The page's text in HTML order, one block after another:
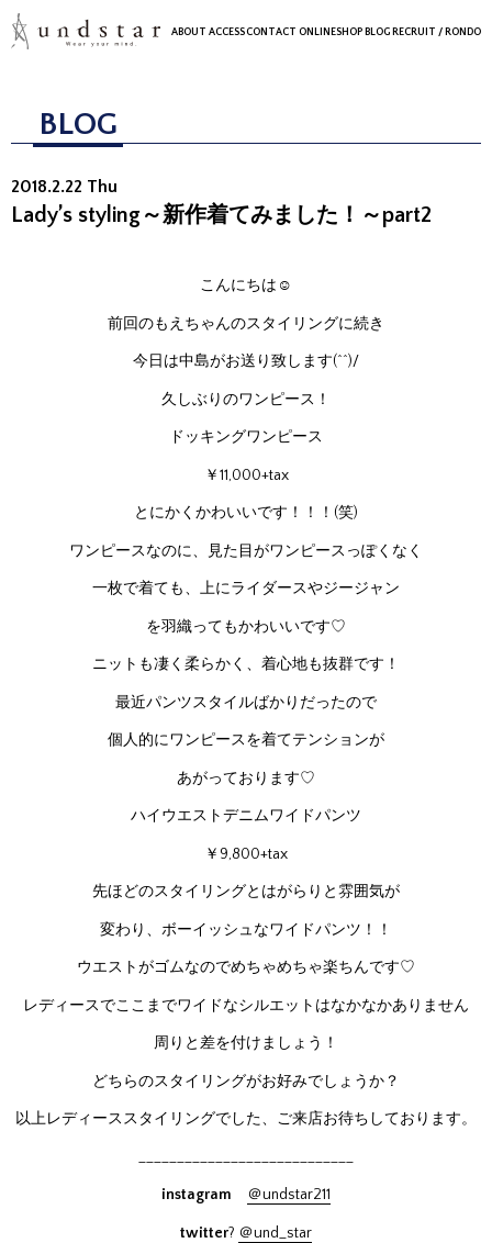
ABOUT ACCESSCONTACT ONLINESHOP BLOG RECRUIT / RONDO
BLOG
2018.2.22 Thu
Lady’s styling～新作着てみました！～part2
こんにちは☺
前回のもえちゃんのスタイリングに続き
今日は中島がお送り致します(^^)/
久しぶりのワンピース！
ドッキングワンピース
￥11,000+tax
とにかくかわいいです！！！(笑)
ワンピースなのに、見た目がワンピースっぽくなく
一枚で着ても、上にライダースやジージャン
を羽織ってもかわいいです♡
ニットも凄く柔らかく、着心地も抜群です！
最近パンツスタイルばかりだったので
個人的にワンピースを着てテンションが
あがっております♡
ハイウエストデニムワイドパンツ
￥9,800+tax
先ほどのスタイリングとはがらりと雰囲気が
変わり、ボーイッシュなワイドパンツ！！
ウエストがゴムなのでめちゃめちゃ楽ちんです♡
レディースでここまでワイドなシルエットはなかなかありません
周りと差を付けましょう！
どちらのスタイリングがお好みでしょうか？
以上レディーススタイリングでした、ご来店お待ちしております。
instagram ＠undstar211
twitter? ＠und_star